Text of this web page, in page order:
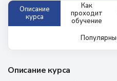
Описание
курса
Как
проходит
обучение
Описание курса